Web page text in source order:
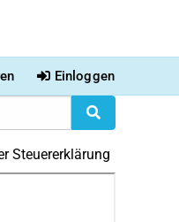
Einloggen
Steuererklärung